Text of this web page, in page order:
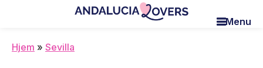
content
sidebar
blog
Menu
Hjem » Sevilla